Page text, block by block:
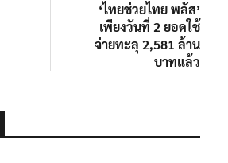
‘ไทยช่วยไทย พลัส’
เพียงวันที่ 2 ยอดใช้
จ่ายทะลุ 2,581 ล้าน
บาทแล้ว